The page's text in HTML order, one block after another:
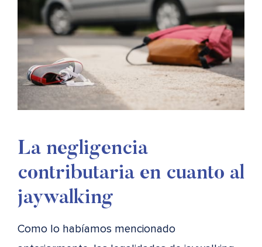
La negligencia
contributaria en cuanto al
jaywalking
Como lo habíamos mencionado